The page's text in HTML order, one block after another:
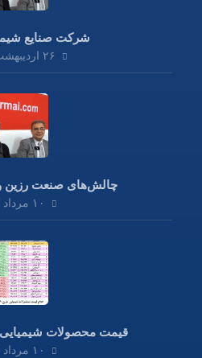
شرکت صنایع
۲۶ اردیبهشت ۱۳۹۸
چالش‌های صنعت رزین
۱۰ مرداد ۱۴۰۱
قیمت محصولات شیمیایی 9 مرداد سال 1401
۱۰ مرداد ۱۴۰۱